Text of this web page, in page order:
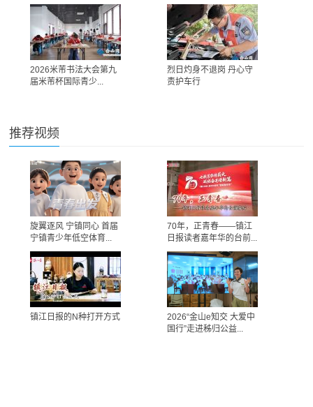
2026米芾书法大会第九
届米芾杯国际青少...
烈日灼身不退岗 丹心守
责护车行
推荐视频
旋翼逐风 宁镇同心 首届
宁镇青少年低空体育...
70年，正青春——镇江
日报读者嘉年华的台前...
镇江日报的N种打开方式
2026“金山e知交 大爱中
国行”走进秭归公益...